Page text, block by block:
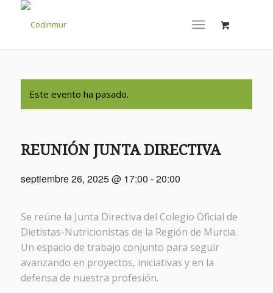
Este evento ha pasado.
REUNIÓN JUNTA DIRECTIVA
septiembre 26, 2025 @ 17:00 -20:00
Se reúne la Junta Directiva del Colegio Oficial de
Dietistas-Nutricionistas de la Región de Murcia.
Un espacio de trabajo conjunto para seguir
avanzando en proyectos, iniciativas y en la
defensa de nuestra profesión.